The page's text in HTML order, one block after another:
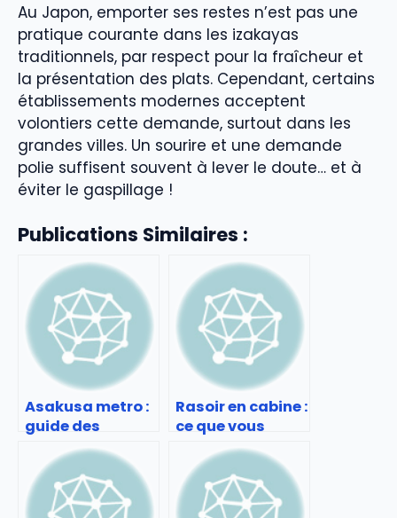
Au Japon, emporter ses restes n’est pas une
pratique courante dans les izakayas
traditionnels, par respect pour la fraîcheur et
la présentation des plats. Cependant, certains
établissements modernes acceptent
volontiers cette demande, surtout dans les
grandes villes. Un sourire et une demande
polie suffisent souvent à lever le doute… et à
éviter le gaspillage !
Publications Similaires :
Asakusa metro :
guide des
stations et
accès pratiques
Rasoir en cabine :
ce que vous
devez savoir
avant l’aéroport